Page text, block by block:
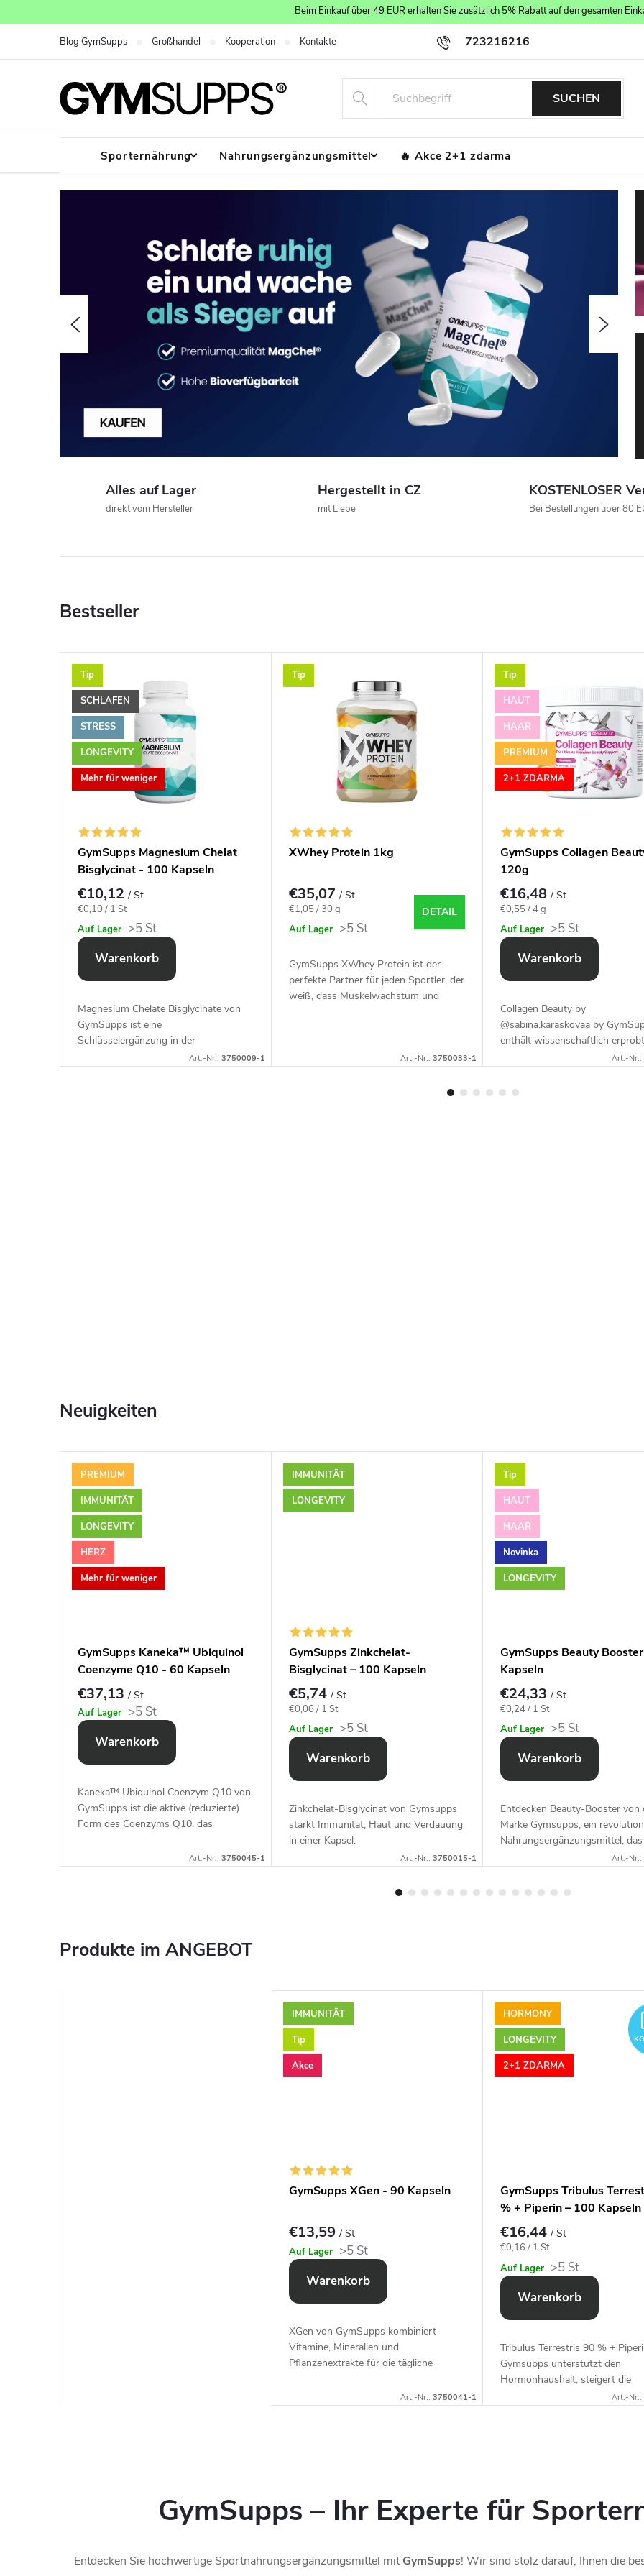
Inhalt
Beim Einkauf über 49 EUR erhalten Sie zusätzlich 5% Rabatt auf den gesamten
723216216
Blog GymSupps Großhandel Kooperation Kontakte Geschäftsbedingungen Die Datenschutzpolitik
SUCHEN
Sporternährung Nahrungsergänzungsmittel Akce 2+1 zdarma
G
S
u
s
r
E
x
p
e
h
u
n
g
Alles auf Lager
direkt vom Hersteller
Hergestellt in CZ
mit Liebe
KOSTENLOSER
Bei Bestellungen über 80
Bestseller
Tip
SCHLAFEN
STRESS
LONGEVITY
Mehr für weniger
GymSupps Magnesium Chelat
Bisglycinat - 100 Kapseln
€10,12/ St
Verkaufspreis:
€0,10 / 1 St
Auf Lager >5 St
Warenkorb
Magnesium Chelate Bisglycinate von
GymSupps ist eine
Schlüsselergänzung in der
bestmöglichen Form, die viele
Art.-Nr.: 3750009-1
Tip
XWhey Protein 1kg
€35,07/ St
Verkaufspreis:
€1,05 / 30 g
Auf Lager >5 St
DETAIL
GymSupps XWhey Protein ist der
perfekte Partner für jeden Sportler, der
weiß, dass Muskelwachstum und
Art.-Nr.: 3750033-1
Tip
HAUT
HAAR
PREMIUM
2+1 ZDARMA
GymSupps Collagen
120g
€16,48/ St
Verkaufspreis:
€0,55 / 4 g
Auf Lager >5 St
Warenkorb
Collagen Beauty by
@sabina.karaskovaa by
enthält wissenschaftlich
Aufnahme und Wirkung.
Art.-Nr.:
Neuigkeiten
KOSTENLOS
PREMIUM
IMMUNITÄT
LONGEVITY
HERZ
Mehr für weniger
GymSupps Kaneka™ Ubiquinol
Coenzyme Q10 - 60 Kapseln
€37,13/ St
Auf Lager >5 St
Warenkorb
Kaneka™ Ubiquinol Coenzym Q10 von
GymSupps ist die aktive (reduzierte)
Form des Coenzyms Q10, das
vorkommt und für die zelluläre...
Art.-Nr.: 3750045-1
IMMUNITÄT
LONGEVITY
GymSupps Zinkchelat-
Bisglycinat – 100 Kapseln
€5,74/ St
Verkaufspreis:
€0,06 / 1 St
Auf Lager >5 St
Warenkorb
Zinkchelat-Bisglycinat von Gymsupps
stärkt Immunität, Haut und Verdauung
in einer Kapsel.
Art.-Nr.: 3750015-1
Tip
HAUT
HAAR
Novinka
LONGEVITY
GymSupps Beauty
Kapseln
€24,33/ St
Verkaufspreis:
€0,24 / 1 St
Auf Lager >5 St
Warenkorb
Entdecken Beauty-Booster von
Marke Gymsupps, ein
Nahrungsergänzungsmittel, das
speziell für Frauen entwickelt
innen...
Art.-Nr.:
Produkte im ANGEBOT
IMMUNITÄT
Tip
Akce
GymSupps XGen - 90 Kapseln
€13,59/ St
Auf Lager >5 St
Warenkorb
XGen von GymSupps kombiniert
Vitamine, Mineralien und
Pflanzenextrakte für die tägliche
Art.-Nr.: 3750041-1
HORMONY
LONGEVITY
2+1 ZDARMA
GymSupps Tribulus
% + Piperin – 100 Kapseln
€16,44/ St
Verkaufspreis:
€0,16 / 1 St
Auf Lager >5 St
Warenkorb
Tribulus Terrestris 90 % +
Gymsupps unterstützt den
Hormonhaushalt, steigert die
Leistungsfähigkeit und
Art.-Nr.:
GymSupps – Ihr Experte für
Entdecken Sie hochwertige Sportnahrungsergänzungsmittel mitGymSupps! Wir sind stolz darauf, Ihnen die